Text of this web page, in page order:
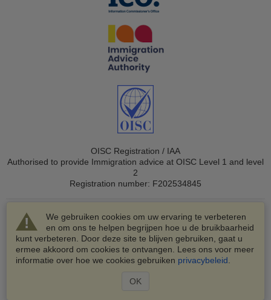
We gebruiken cookies om uw ervaring te verbeteren
en om ons te helpen begrijpen hoe u de bruikbaarheid
kunt verbeteren. Door deze site te blijven gebruiken, gaat u
ermee akkoord om cookies te ontvangen. Lees ons voor meer
informatie over hoe we cookies gebruiken privacybeleid
OK
OISC Registration / IAA
Authorised to provide Immigration advice at OISC Level 1 and level
2
Registration number: F202534845
© 2003-2026 VisaHQ.com, Inc. Alle rechten voorbehouden.
VisaHQ en het VisaHQ-logo zijn geregistreerde
handelsmerken van VisaHQ.com, Inc.